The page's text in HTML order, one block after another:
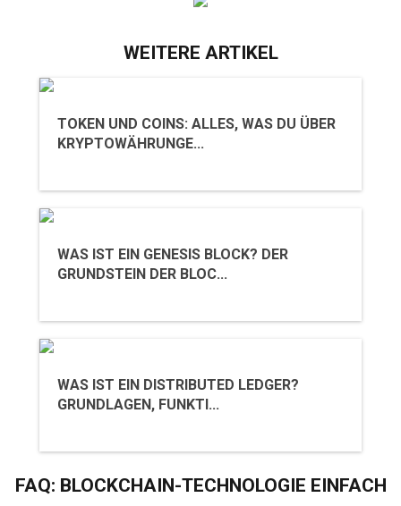
WEITERE ARTIKEL
TOKEN UND COINS: ALLES, WAS DU ÜBER
KRYPTOWÄHRUNGE...
WAS IST EIN GENESIS BLOCK? DER
GRUNDSTEIN DER BLOC...
WAS IST EIN DISTRIBUTED LEDGER?
GRUNDLAGEN, FUNKTI...
FAQ: BLOCKCHAIN-TECHNOLOGIE EINFACH